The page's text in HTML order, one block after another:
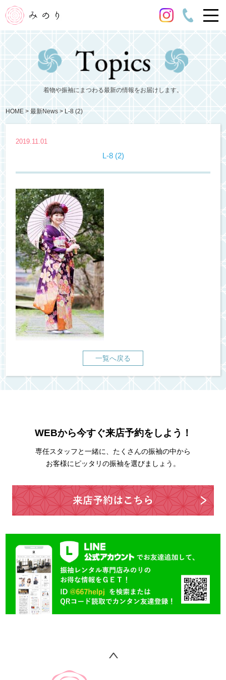
着物や振袖にまつわる最新の情報をお届けします。
HOME 最新News L-8 (2)
2019.11.01
L-8 (2)
一覧へ戻る
WEBから今すぐ来店予約をしよう！
専任スタッフと一緒に、たくさんの振袖の中から
お客様にピッタリの振袖を選びましょう。